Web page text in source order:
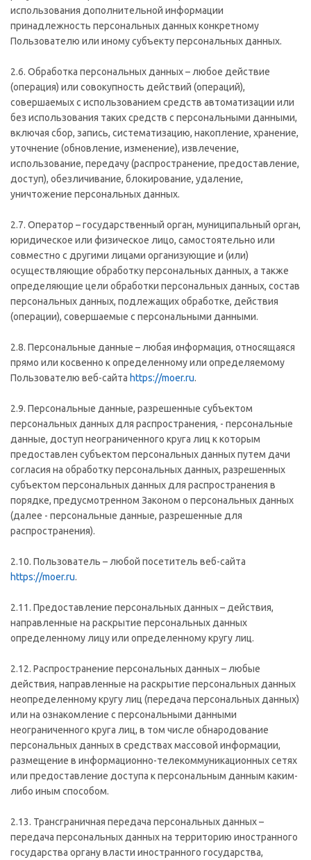
использования дополнительной информации
принадлежность персональных данных конкретному
Пользователю или иному субъекту персональных данных.
2.6. Обработка персональных данных – любое действие
(операция) или совокупность действий (операций),
совершаемых с использованием средств автоматизации или
без использования таких средств с персональными данными,
включая сбор, запись, систематизацию, накопление, хранение,
уточнение (обновление, изменение), извлечение,
использование, передачу (распространение, предоставление,
доступ), обезличивание, блокирование, удаление,
уничтожение персональных данных.
2.7. Оператор – государственный орган, муниципальный орган,
юридическое или физическое лицо, самостоятельно или
совместно с другими лицами организующие и (или)
осуществляющие обработку персональных данных, а также
определяющие цели обработки персональных данных, состав
персональных данных, подлежащих обработке, действия
(операции), совершаемые с персональными данными.
2.8. Персональные данные – любая информация, относящаяся
прямо или косвенно к определенному или определяемому
Пользователю веб-сайта https://moer.ru.
2.9. Персональные данные, разрешенные субъектом
персональных данных для распространения, - персональные
данные, доступ неограниченного круга лиц к которым
предоставлен субъектом персональных данных путем дачи
согласия на обработку персональных данных, разрешенных
субъектом персональных данных для распространения в
порядке, предусмотренном Законом о персональных данных
(далее - персональные данные, разрешенные для
распространения).
2.10. Пользователь – любой посетитель веб-сайта
https://moer.ru.
2.11. Предоставление персональных данных – действия,
направленные на раскрытие персональных данных
определенному лицу или определенному кругу лиц.
2.12. Распространение персональных данных – любые
действия, направленные на раскрытие персональных данных
неопределенному кругу лиц (передача персональных данных)
или на ознакомление с персональными данными
неограниченного круга лиц, в том числе обнародование
персональных данных в средствах массовой информации,
размещение в информационно-телекоммуникационных сетях
или предоставление доступа к персональным данным каким-
либо иным способом.
2.13. Трансграничная передача персональных данных –
передача персональных данных на территорию иностранного
государства органу власти иностранного государства,